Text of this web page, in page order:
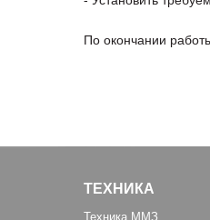
По окончании
ТЕХНИКА
Техника ММЗ